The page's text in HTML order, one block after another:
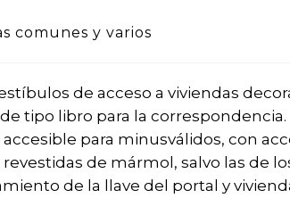
comunes y varios
de acceso a viviendas
tipo libro para la correspondencia.
para minusválidos, con
revestidas de mármol, salvo las de
de la llave del portal y